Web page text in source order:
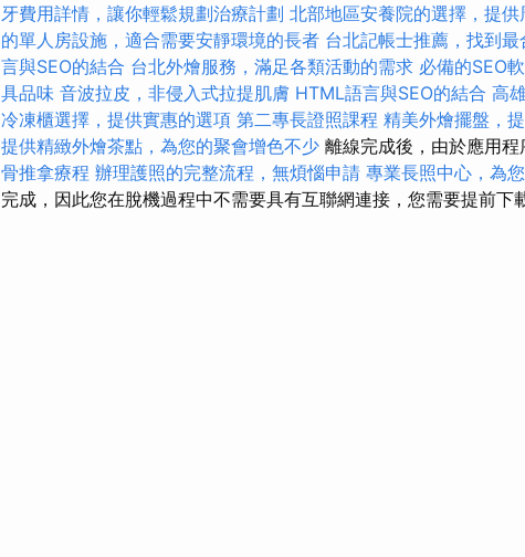
牙費用詳情，讓你輕鬆規劃治療計劃 北部地區安養院的選擇，提供
的單人房設施，適合需要安靜環境的長者 台北記帳士推薦，找到
言與SEO的結合 台北外燴服務，滿足各類活動的需求 必備的SEO
具品味 音波拉皮，非侵入式拉提肌膚 HTML語言與SEO的結合 高
冷凍櫃選擇，提供實惠的選項 第二專長證照課程 精美外燴擺盤，
提供精緻外燴茶點，為您的聚會增色不少 離線完成後，由於應用
骨推拿療程 辦理護照的完整流程，無煩惱申請 專業長照中心，為
完成，因此您在脫機過程中不需要具有互聯網連接，您需要提前下